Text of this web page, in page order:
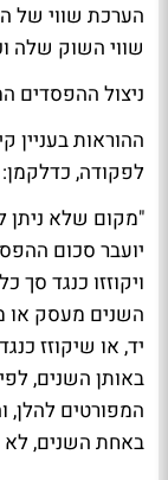
הערכת שווי של
שווי השוק שלה
ניצול ההפסדים
לפקודה, כדלקמן:
"מקום שלא
יועבר סכום
ויקוזזו כנגד
השנים מעסק או
יד, או שיקוזז
המפורטים להלן,
באחת השנים, לא